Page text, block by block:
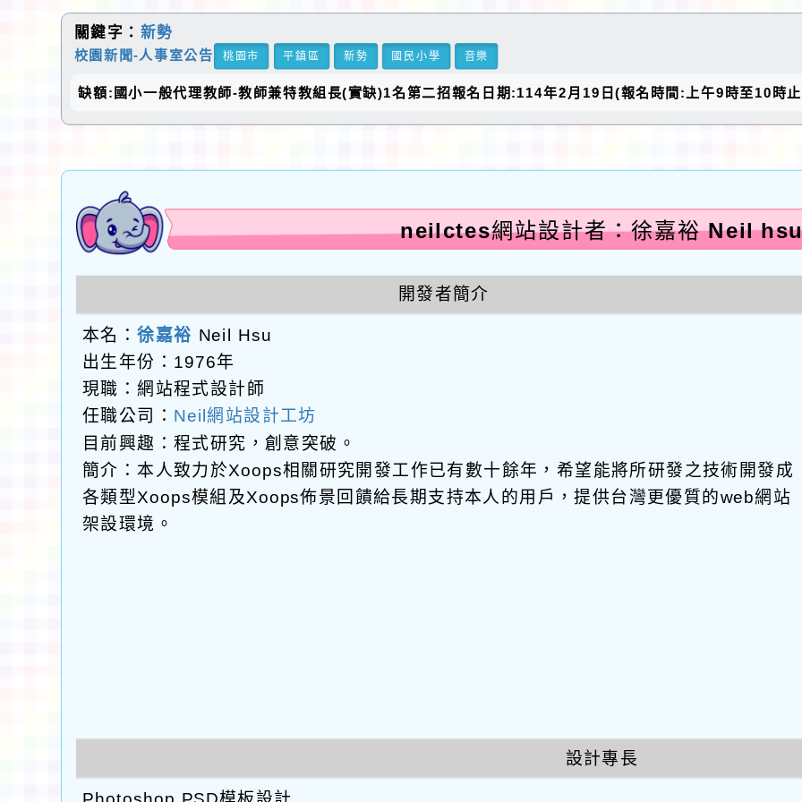
關鍵字： 新勢
校園新聞-人事室公告 桃園市 平鎮區 新勢 國民小學 音樂
缺額:國小一般代理教師-教師兼特教組長(實缺)1名第二招報名日期:114年2月19日(報名時間:上午9時至10時
neilctes網站設計者：徐嘉裕 Neil
開發者簡介
本名：徐嘉裕 Neil Hsu
出生年份：1976年
現職：網站程式設計師
任職公司： Neil網站設計工坊
目前興趣：程式研究，創意突破。
簡介：本人致力於Xoops相關研究開發工作已有數十餘年，希望能將所研發之技術開發成
各類型Xoops模組及Xoops佈景回饋給長期支持本人的用戶，提供台灣更優質的web網站
架設環境。
設計專長